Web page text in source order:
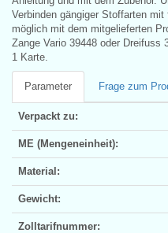
Verbinden gängiger Stoffarten
möglich mit dem mitgelieferten
Zange Vario 39448 oder
1 Karte.
Parameter Frage zum
Verpackt zu:
ME (Mengeneinheit):
Material:
Gewicht:
Zolltarifnummer: